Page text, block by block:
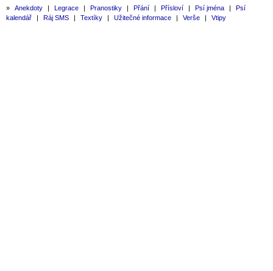
» Anekdoty | Legrace | Pranostiky | Přání | Přísloví | Psí jména |
Psí
kalendář
| Ráj SMS | Textíky | Užitečné informace | Verše | Vtipy